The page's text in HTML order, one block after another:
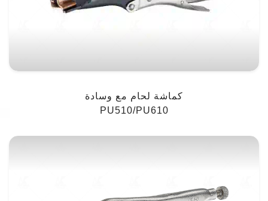
كماشة لحام مع وسادة
PU510/PU610